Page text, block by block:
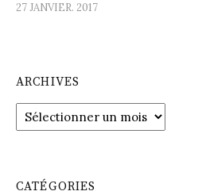
27 JANVIER. 2017
ARCHIVES
Archives
CATÉGORIES